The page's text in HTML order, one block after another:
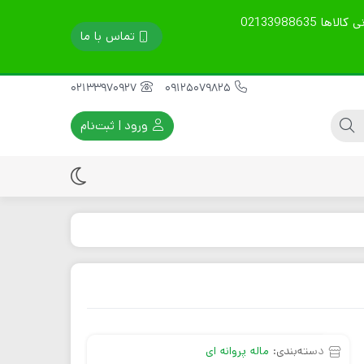
تمامی محصولات گارانتی 60 روزه دارند. قیمت ها آپدیت است. نوع ارسال را در توضیحات بنویسید. مشاوره فنی، خرید و پشتیبانی کالاها 02133988635
تماس با ما
ماله پروانه ای
موتور ویبراتور برقی
دسته‌بندی: ماله پروانه ای